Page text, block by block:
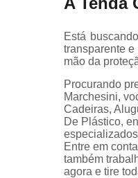
Está
transparente
mão da
Procurando
Marchesini,
Cadeiras,
De Plástico,
Entre em
também
agora e tire